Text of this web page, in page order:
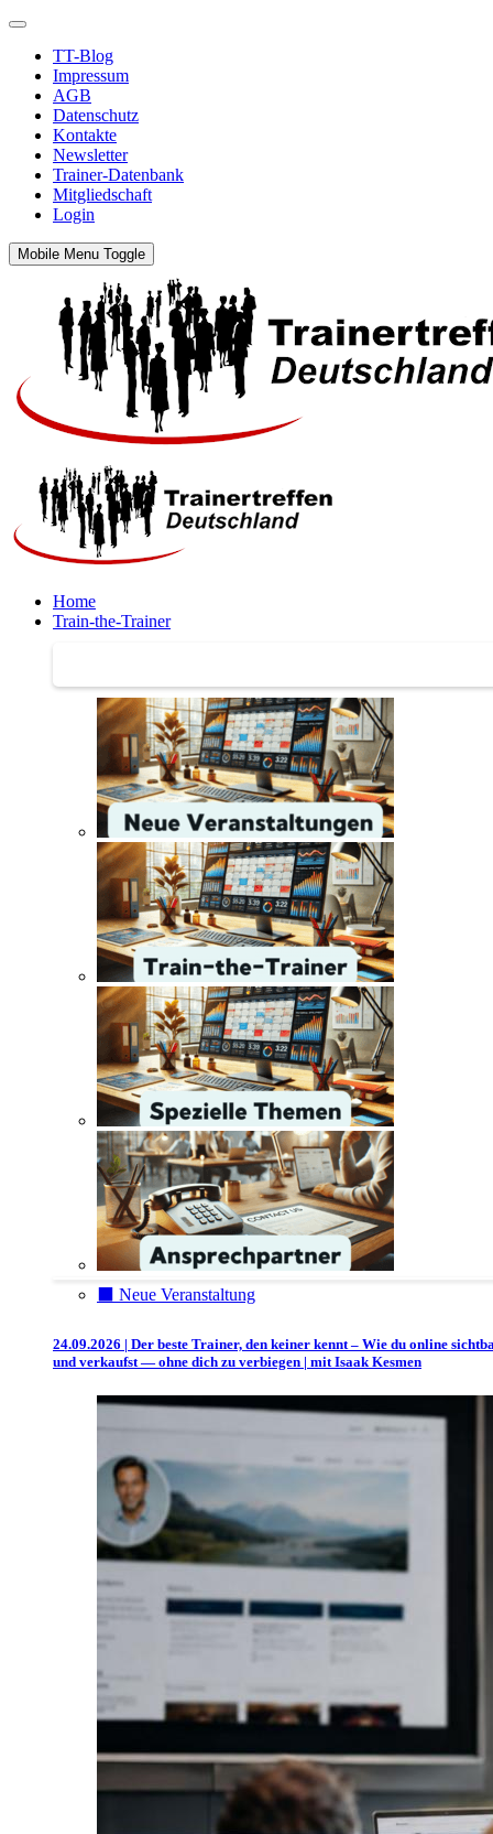
TT-Blog
Impressum
AGB
Datenschutz
Kontakte
Newsletter
Trainer-Datenbank
Mitgliedschaft
Login
Mobile Menu Toggle
Home
Train-the-Trainer
⬛️ Neue Veranstaltung
24.09.2026 | Der beste Trainer, den keiner kennt – Wie du online
und verkaufst — ohne dich zu verbiegen | mit Isaak Kesmen